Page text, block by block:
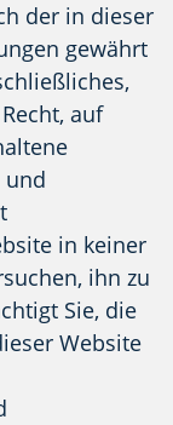
der in dieser
gewährt
auf
und
in keiner
ihn zu
Sie, die
Website